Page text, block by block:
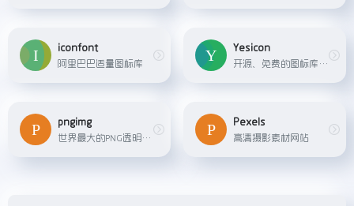
iconfont
阿里巴巴适量图标库
Yesicon
开源、免费的图标库,来自全球顶尖设计团队
pngimg
世界最大的PNG透明背景图库
Pexels
高清摄影素材网站